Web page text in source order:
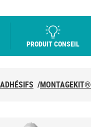
PRODUIT CONSEIL
/MONTAGEKIT®